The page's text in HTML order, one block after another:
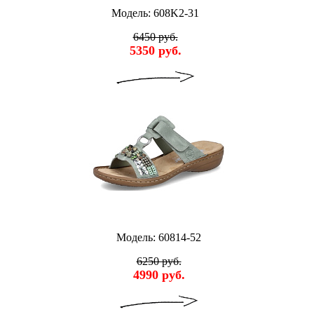
Модель: 608K2-31
6450 руб.
5350 руб.
Модель: 60814-52
6250 руб.
4990 руб.